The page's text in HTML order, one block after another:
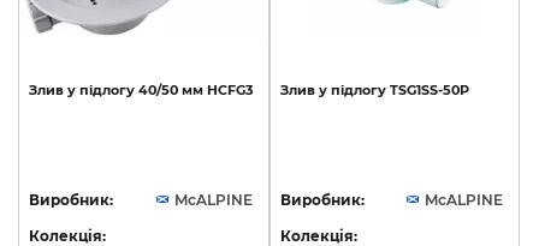
Злив у підлогу 40/50 мм HCFG3
Виробник:
McALPINE
Колекція:
Злив у підлогу TSG1SS-50P
Виробник:
McALPINE
Колекція: